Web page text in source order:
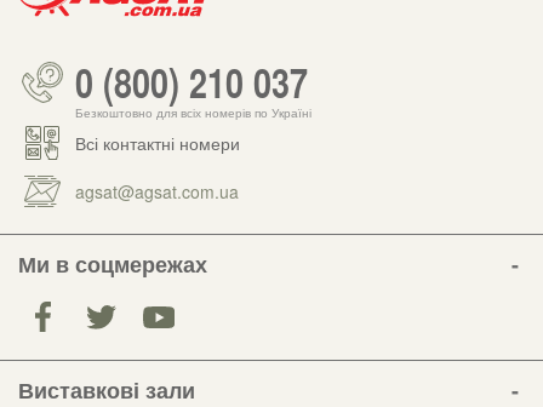
0 (800) 210 037
Безкоштовно для всіх номерів по Україні
Всі контактні номери
agsat@agsat.com.ua
Ми в соцмережах
Виставкові зали